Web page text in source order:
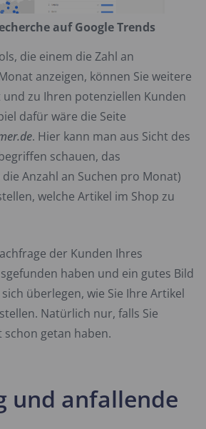
auf Google Trends
die einem die Zahl an
anzeigen, können Sie weitere
zu Ihren potenziellen Kunden
dafür wäre die Seite
. Hier kann man aus Sicht des
schauen, das
Anzahl an Suchen pro Monat)
welche Artikel im Shop zu
der Kunden Ihres
haben und ein gutes Bild
überlegen, wie Sie Ihre Artikel
Natürlich nur, falls Sie
getan haben.
und anfallende